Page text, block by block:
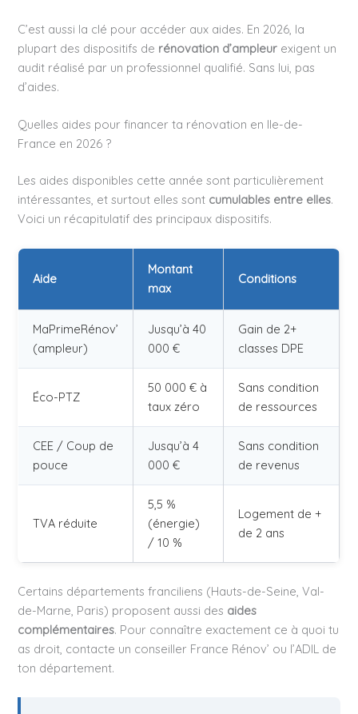
C’est aussi la clé pour accéder aux aides. En 2026, la
plupart des dispositifs de rénovation d’ampleur exigent un
audit réalisé par un professionnel qualifié. Sans lui, pas
d’aides.
Quelles aides pour financer ta rénovation en Ile-de-
France en 2026 ?
Les aides disponibles cette année sont particulièrement
intéressantes, et surtout elles sont cumulables entre elles.
Voici un récapitulatif des principaux dispositifs.
Aide
Montant
max
Conditions
MaPrimeRénov’
(ampleur)
Jusqu’à 40
000 €
Gain de 2+
classes DPE
Éco-PTZ
50 000 € à
taux zéro
Sans condition
de ressources
CEE / Coup de
pouce
Jusqu’à 4
000 €
Sans condition
de revenus
TVA réduite
5,5 %
(énergie)
/ 10 %
Logement de +
de 2 ans
Certains départements franciliens (Hauts-de-Seine, Val-
de-Marne, Paris) proposent aussi des aides
complémentaires. Pour connaître exactement ce à quoi tu
as droit, contacte un conseiller France Rénov’ ou l’ADIL de
ton département.